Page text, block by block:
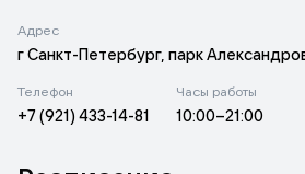
Здесь история Древней Руси
Через игру, тактильные ощущения и
Мы рады предложить вам огромный
Адрес
г Санкт-Петербург, парк
Телефон
+7 (921) 433-14-81
Часы работы
10:00–21:00